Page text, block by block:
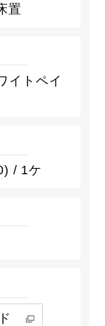
置
イトペイ
/ 1ケ